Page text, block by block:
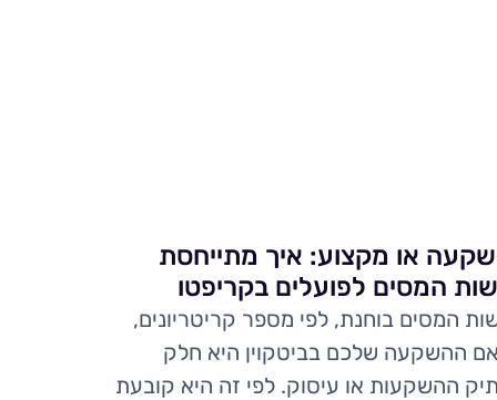
או מקצוע: איך מתייחסת
המסים לפועלים בקריפטו
המסים בוחנת, לפי מספר קריטריונים,
ההשקעה שלכם בביטקוין היא חלק
ההשקעות או עיסוק. לפי זה היא קובעת